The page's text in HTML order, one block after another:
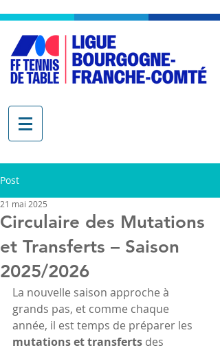
Post
Circulaire des Mutations
et Transferts – Saison
2025/2026
21 mai 2025
La nouvelle saison approche à
grands pas, et comme chaque
année, il est temps de préparer les
mutations et transferts des